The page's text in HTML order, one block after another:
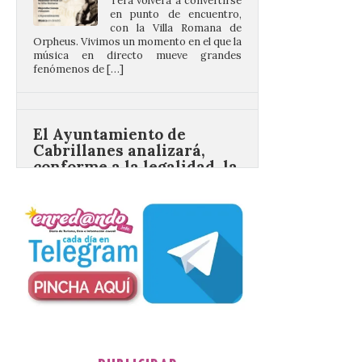
Orpheus. Vivimos un momento en el que la
música en directo mueve grandes
fenómenos de […]
conforme a la legalidad, la
solicitud para la
celebración del Iberia
6 Ago 2026
Durante la mañana de ayer
miércoles ha sido
registrada en el
Ayuntamiento una